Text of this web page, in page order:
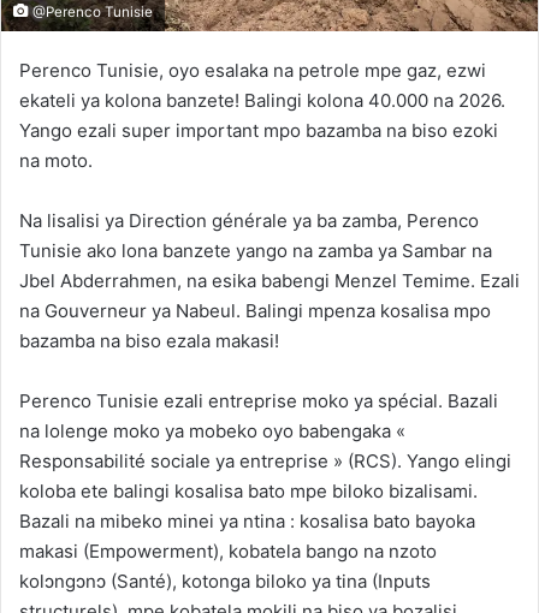
@Perenco Tunisie
Perenco Tunisie, oyo esalaka na petrole mpe gaz, ezwi
ekateli ya kolona banzete! Balingi kolona 40.000 na 2026.
Yango ezali super important mpo bazamba na biso ezoki
na moto.
Na lisalisi ya Direction générale ya ba zamba, Perenco
Tunisie ako lona banzete yango na zamba ya Sambar na
Jbel Abderrahmen, na esika babengi Menzel Temime. Ezali
na Gouverneur ya Nabeul. Balingi mpenza kosalisa mpo
bazamba na biso ezala makasi!
Perenco Tunisie ezali entreprise moko ya spécial. Bazali
na lolenge moko ya mobeko oyo babengaka «
Responsabilité sociale ya entreprise » (RCS). Yango elingi
koloba ete balingi kosalisa bato mpe biloko bizalisami.
Bazali na mibeko minei ya ntina : kosalisa bato bayoka
makasi (Empowerment), kobatela bango na nzoto
kolɔngɔnɔ (Santé), kotonga biloko ya tina (Inputs